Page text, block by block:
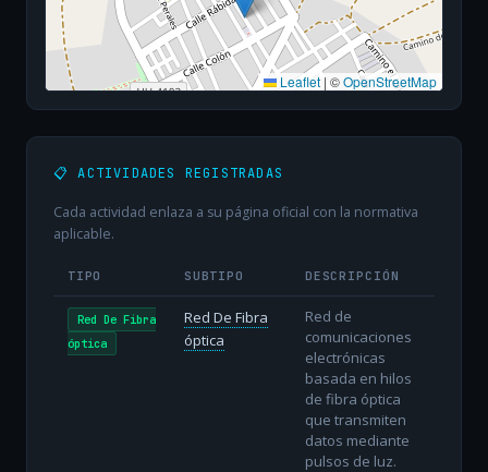
Leaflet | ©OpenStreetMap
📋 ACTIVIDADES REGISTRADAS
Cada actividad enlaza a su página oficial con la normativa
aplicable.
TIPO SUBTIPO DESCRIPCIÓN
Red De Fibra
óptica
Red De Fibra
óptica
Red de
comunicaciones
electrónicas
basada en hilos
de fibra óptica
que transmiten
datos mediante
pulsos de luz.